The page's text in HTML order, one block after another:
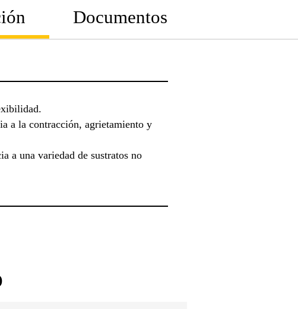
Documentos
a la contracción, agrietamiento y
a una variedad de sustratos no